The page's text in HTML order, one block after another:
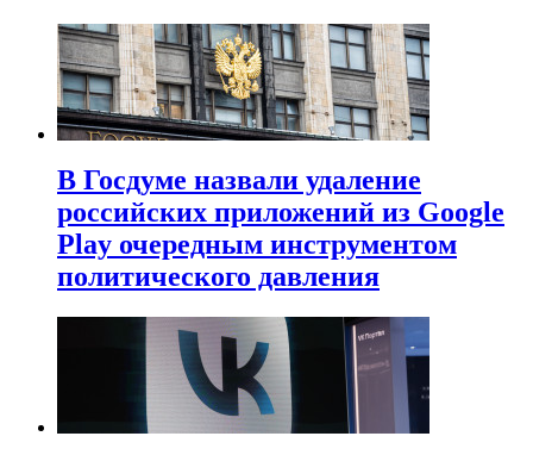
В Госдуме назвали удаление
российских приложений из Google
Play очередным инструментом
политического давления